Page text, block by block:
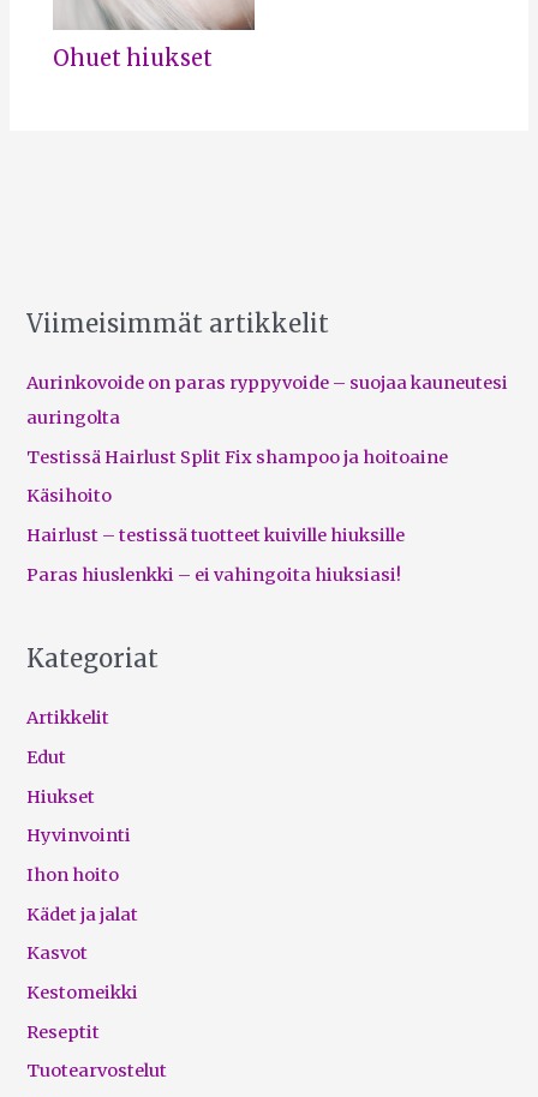
Ohuet hiukset
Viimeisimmät artikkelit
Aurinkovoide on paras ryppyvoide – suojaa kauneutesi
auringolta
Testissä Hairlust Split Fix shampoo ja hoitoaine
Käsihoito
Hairlust – testissä tuotteet kuiville hiuksille
Paras hiuslenkki – ei vahingoita hiuksiasi!
Kategoriat
Artikkelit
Edut
Hiukset
Hyvinvointi
Ihon hoito
Kädet ja jalat
Kasvot
Kestomeikki
Reseptit
Tuotearvostelut